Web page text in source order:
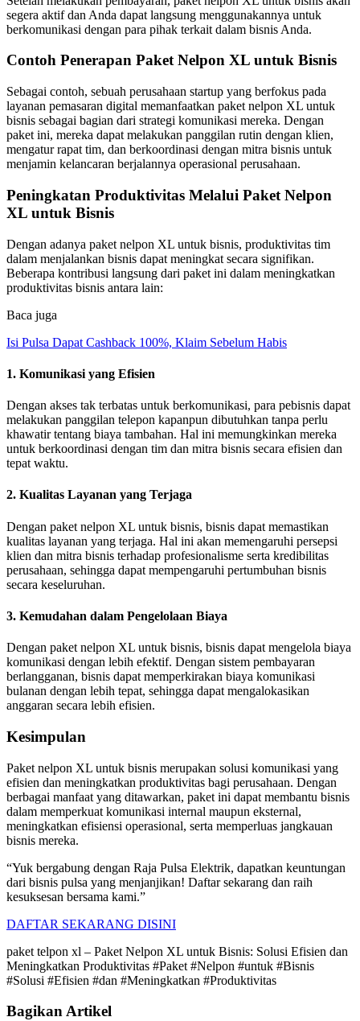
segera aktif dan Anda dapat langsung menggunakannya untuk
berkomunikasi dengan para pihak terkait dalam bisnis Anda.
Contoh Penerapan Paket Nelpon XL untuk Bisnis
Sebagai contoh, sebuah perusahaan startup yang berfokus pada
layanan pemasaran digital memanfaatkan paket nelpon XL untuk
bisnis sebagai bagian dari strategi komunikasi mereka. Dengan
paket ini, mereka dapat melakukan panggilan rutin dengan klien,
mengatur rapat tim, dan berkoordinasi dengan mitra bisnis untuk
menjamin kelancaran berjalannya operasional perusahaan.
Peningkatan Produktivitas Melalui Paket Nelpon
XL untuk Bisnis
Dengan adanya paket nelpon XL untuk bisnis, produktivitas tim
dalam menjalankan bisnis dapat meningkat secara signifikan.
Beberapa kontribusi langsung dari paket ini dalam meningkatkan
produktivitas bisnis antara lain:
Baca juga
Isi Pulsa Dapat Cashback 100%, Klaim Sebelum Habis
1. Komunikasi yang Efisien
Dengan akses tak terbatas untuk berkomunikasi, para pebisnis dapat
melakukan panggilan telepon kapanpun dibutuhkan tanpa perlu
khawatir tentang biaya tambahan. Hal ini memungkinkan mereka
untuk berkoordinasi dengan tim dan mitra bisnis secara efisien dan
tepat waktu.
2. Kualitas Layanan yang Terjaga
Dengan paket nelpon XL untuk bisnis, bisnis dapat memastikan
kualitas layanan yang terjaga. Hal ini akan memengaruhi persepsi
klien dan mitra bisnis terhadap profesionalisme serta kredibilitas
perusahaan, sehingga dapat mempengaruhi pertumbuhan bisnis
secara keseluruhan.
3. Kemudahan dalam Pengelolaan Biaya
Dengan paket nelpon XL untuk bisnis, bisnis dapat mengelola biaya
komunikasi dengan lebih efektif. Dengan sistem pembayaran
berlangganan, bisnis dapat memperkirakan biaya komunikasi
bulanan dengan lebih tepat, sehingga dapat mengalokasikan
anggaran secara lebih efisien.
Kesimpulan
Paket nelpon XL untuk bisnis merupakan solusi komunikasi yang
efisien dan meningkatkan produktivitas bagi perusahaan. Dengan
berbagai manfaat yang ditawarkan, paket ini dapat membantu bisnis
dalam memperkuat komunikasi internal maupun eksternal,
meningkatkan efisiensi operasional, serta memperluas jangkauan
bisnis mereka.
“Yuk bergabung dengan Raja Pulsa Elektrik, dapatkan keuntungan
dari bisnis pulsa yang menjanjikan! Daftar sekarang dan raih
kesuksesan bersama kami.”
DAFTAR SEKARANG DISINI
paket telpon xl – Paket Nelpon XL untuk Bisnis: Solusi Efisien dan
Meningkatkan Produktivitas #Paket #Nelpon #untuk #Bisnis
#Solusi #Efisien #dan #Meningkatkan #Produktivitas
Bagikan Artikel